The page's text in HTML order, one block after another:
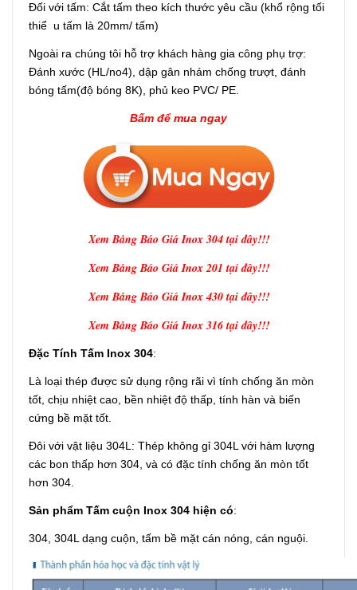
Đối với tấm: Cắt tấm theo kích thước yêu cầu (khổ rộng tối
thiể u tấm là 20mm/ tấm)
Ngoài ra chúng tôi hỗ trợ khách hàng gia công phụ trợ:
Đánh xước (HL/no4), dập gân nhám chống trượt, đánh
bóng tấm(độ bóng 8K), phủ keo PVC/ PE.
Bấm để mua ngay
Xem Bảng Báo Giá Inox 304 tại đây!!!
Xem Bảng Báo Giá Inox 201 tại đây!!!
Xem Bảng Báo Giá Inox 430 tại đây!!!
Xem Bảng Báo Giá Inox 316 tại đây!!!
Đặc Tính Tấm Inox 304:
Là loại thép được sử dụng rộng rãi vì tính chống ăn mòn
tốt, chịu nhiệt cao, bền nhiệt độ thấp, tính hàn và biến
cứng bề mặt tốt.
Đôi với vật liệu 304L: Thép không gỉ 304L với hàm lượng
các bon thấp hơn 304, và có đặc tính chống ăn mòn tốt
hơn 304.
Sản phẩm Tấm cuộn Inox 304 hiện có:
304, 304L dạng cuộn, tấm bề mặt cán nóng, cán nguội.